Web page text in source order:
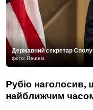
Державний секретар
фото: Reuters
Рубіо наголосив,
найближчим